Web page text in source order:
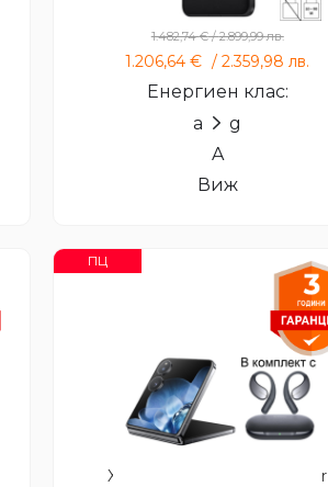
1.482,74€/2.899,99лв.
1.206,64€ /2.359,98лв.
Енергиен клас:
a
g
A
Виж
ПЦ
Xiaomi MIX Flip + OpenWear